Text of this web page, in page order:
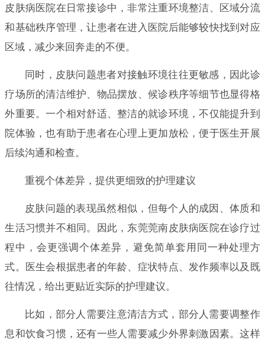
皮肤病医院在日常接诊中，非常注重环境整洁、区域分流
和基础秩序管理，让患者在进入医院后能够较快找到对应
区域，减少来回奔走的不便。
同时，皮肤问题患者对接触环境往往更敏感，因此诊
疗场所的清洁维护、物品摆放、候诊秩序等细节也显得格
外重要。一个相对舒适、整洁的就诊环境，不仅能提升到
院体验，也有助于患者在心理上更加放松，便于医生开展
后续沟通和检查。
重视个体差异，提供更细致的护理建议
皮肤问题的表现虽然相似，但每个人的成因、体质和
生活习惯并不相同。因此，东莞莞南皮肤病医院在诊疗过
程中，会更强调个体差异，避免简单套用同一种处理方
式。医生会根据患者的年龄、症状特点、发作频率以及既
往情况，给出更贴近实际的护理建议。
比如，部分人需要注意清洁方式，部分人需要调整作
息和饮食习惯，还有一些人需要减少外界刺激因素。这样